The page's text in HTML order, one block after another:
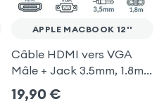
APPLE MACBOOK 12''
Câble HDMI vers VGA
Mâle + Jack 3.5mm, 1.8m
pour Apple MacBook 12''
19,90 €